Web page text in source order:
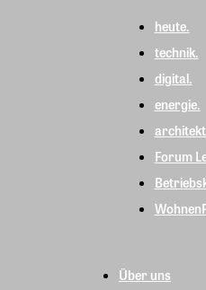
heute.
technik.
digital.
energie.
Forum
Über uns